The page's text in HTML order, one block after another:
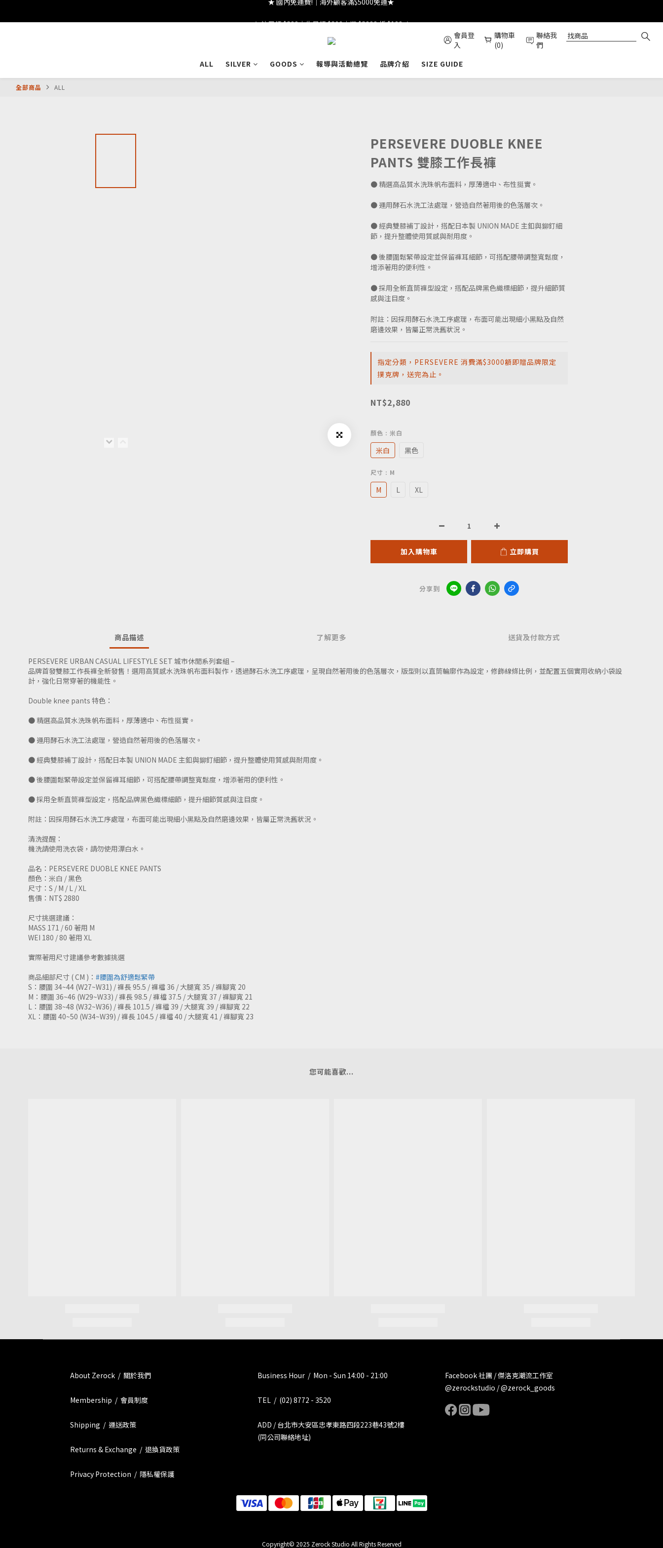
會員登
入
購物車
(0)
聯絡我
們
ALL
SILVER GOODS 報導與活動總覽 品牌介紹 SIZE GUIDE
全部商品 ALL
PERSEVERE DUOBLE KNEE
PANTS 雙膝工作長褲
● 精選高品質水洗珠帆布面料，厚薄適中、布性挺實。
● 運用酵石水洗工法處理，營造自然著用後的色落層次。
● 經典雙膝補丁設計，搭配日本製 UNION MADE 主釦與鉚釘細
節，提升整體使用質感與耐用度。
● 後腰圍鬆緊帶設定並保留褲耳細節，可搭配腰帶調整寬鬆度，
增添著用的便利性。
● 採用全新直筒褲型設定，搭配品牌黑色織標細節，提升細節質
感與注目度。
附註：因採用酵石水洗工序處理，布面可能出現細小黑點及自然
磨邊效果，皆屬正常洗舊狀況。
指定分類，PERSEVERE 消費滿$3000額即贈品牌限定
撲克牌，送完為止。
NT$2,880
顏色 : 米白
米白 黑色
尺寸 : M
M L XL
加入購物車 立即購買
分享到
商品描述 了解更多 送貨及付款方式
PERSEVERE URBAN CASUAL LIFESTYLE SET 城市休閒系列套組 –
品牌首發雙膝工作長褲全新發售！選用高質感水洗珠帆布面料製作，透過酵石水洗工序處理，呈現自然著用後的色落層次，版型則以直筒輪廓作為設定，修飾線條比例，並配置五個實用收納小袋設
計，強化日常穿著的機能性。
Double knee pants 特色：
● 精選高品質水洗珠帆布面料，厚薄適中、布性挺實。
● 運用酵石水洗工法處理，營造自然著用後的色落層次。
● 經典雙膝補丁設計，搭配日本製 UNION MADE 主釦與鉚釘細節，提升整體使用質感與耐用度。
● 後腰圍鬆緊帶設定並保留褲耳細節，可搭配腰帶調整寬鬆度，增添著用的便利性。
● 採用全新直筒褲型設定，搭配品牌黑色織標細節，提升細節質感與注目度。
附註：因採用酵石水洗工序處理，布面可能出現細小黑點及自然磨邊效果，皆屬正常洗舊狀況。
清洗提醒：
機洗請使用洗衣袋，請勿使用漂白水。
品名：PERSEVERE DUOBLE KNEE PANTS
顏色：米白 / 黑色
尺寸：S / M / L / XL
售價：NT$ 2880
尺寸挑選建議：
MASS 171 / 60 著用 M
WEI 180 / 80 著用 XL
實際著用尺寸建議參考數據挑選
商品細部尺寸 ( CM )： #腰圍為舒適鬆緊帶
S：腰圍 34~44 (W27~W31) / 褲長 95.5 / 褲檔 36 / 大腿寬 35 / 褲腳寬 20
M：腰圍 36~46 (W29~W33) / 褲長 98.5 / 褲檔 37.5 / 大腿寬 37 / 褲腳寬 21
L：腰圍 38~48 (W32~W36) / 褲長 101.5 / 褲檔 39 / 大腿寬 39 / 褲腳寬 22
XL：腰圍 40~50 (W34~W39) / 褲長 104.5 / 褲檔 40 / 大腿寬 41 / 褲腳寬 23
您可能喜歡...
About Zerock / 關於我們
Membership / 會員制度
Shipping / 運送政策
Returns & Exchange / 退換貨政策
Privacy Protection / 隱私權保護
Business Hour / Mon - Sun 14:00 - 21:00
TEL / (02) 8772 - 3520
ADD / 台北市大安區忠孝東路四段223巷43號2樓
(同公司聯絡地址)
Facebook 社團 / 傑洛克潮流工作室
@zerockstudio / @zerock_goods
Copyright© 2025 Zerock Studio All Rights Reserved